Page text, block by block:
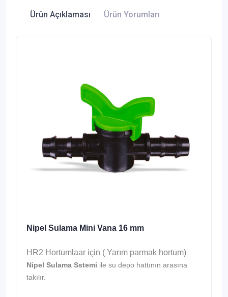
Ürün Açıklaması Ürün Yorumları
Nipel Sulama Mini Vana 16 mm
HR2 Hortumlaar için ( Yarım parmak hortum)
Nipel Sulama Sstemi ile su depo hattının arasına
takılır.